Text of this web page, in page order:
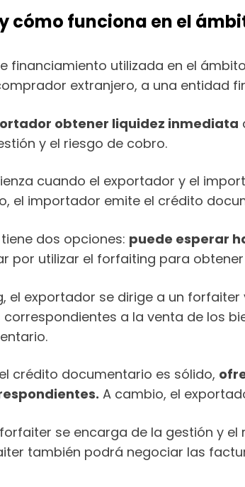
cómo funciona en el
financiamiento utilizada en el
extranjero, a una entidad
obtener liquidez inmediata
y el riesgo de cobro.
cuando el exportador y el
el importador emite el crédito
dos opciones: puede esperar
por utilizar el forfaiting para
el exportador se dirige a un
a la venta de los
crédito documentario es sólido,
A cambio, el
se encarga de la gestión y
también podrá negociar las